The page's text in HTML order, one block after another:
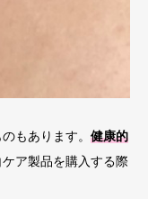
もあります。 健康的
ケア製品を購入する際